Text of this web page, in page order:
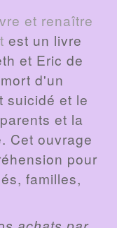
et renaître
est un livre
et Eric de
d'un
suicidé et le
et la
Cet ouvrage
pour
familles,